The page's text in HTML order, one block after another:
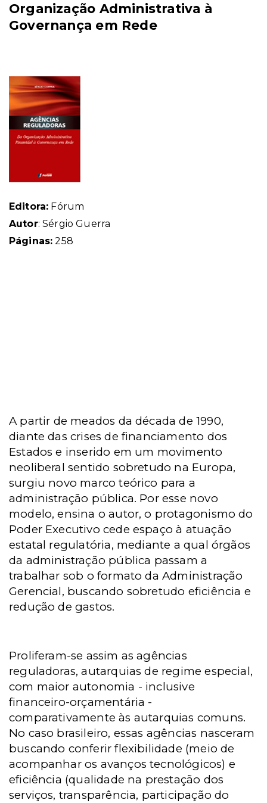
Organização Administrativa à
Governança em Rede
Editora: Fórum
Autor:Sérgio Guerra
Páginas: 258
A partir de meados da década de 1990,
diante das crises de financiamento dos
Estados e inserido em um movimento
neoliberal sentido sobretudo na Europa,
surgiu novo marco teórico para a
administração pública. Por esse novo
modelo, ensina o autor, o protagonismo do
Poder Executivo cede espaço à atuação
estatal regulatória, mediante a qual órgãos
da administração pública passam a
trabalhar sob o formato da Administração
Gerencial, buscando sobretudo eficiência e
redução de gastos.
Proliferam-se assim as agências
reguladoras, autarquias de regime especial,
com maior autonomia - inclusive
financeiro-orçamentária -
comparativamente às autarquias comuns.
No caso brasileiro, essas agências nasceram
buscando conferir flexibilidade (meio de
acompanhar os avanços tecnológicos) e
eficiência (qualidade na prestação dos
serviços, transparência, participação do